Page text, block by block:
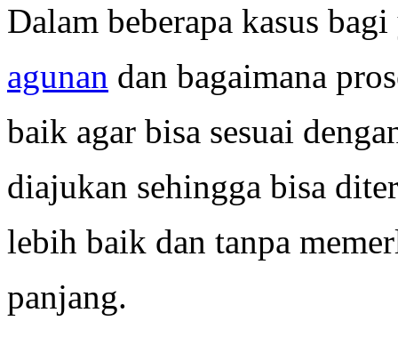
Dalam beberapa kasus
agunan dan bagaimana
baik agar bisa sesuai
diajukan sehingga bisa
lebih baik dan tanpa
panjang.